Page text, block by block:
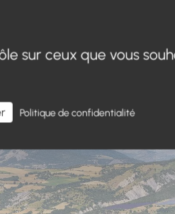
sur ceux que vous
Politique de confidentialité